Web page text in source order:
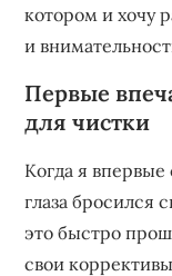
котором и хочу
и
Первые
для чистки
Когда я впервые
глаза бросился
это быстро
свои